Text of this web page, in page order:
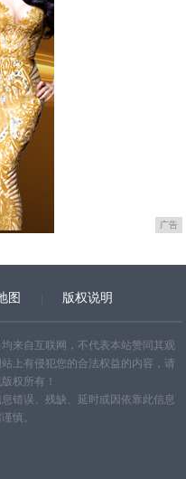
广告
图 版权说明
来自互联网，不代表本站赞同其观
上有侵犯您的合法权益的内容，请
权所有！
错误、残缺、延时或因依靠此信息
慎。